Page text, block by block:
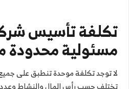
تكلفة تأسيس
مسئولية محدودة
لا توجد تكلفة موحدة تنطبق على